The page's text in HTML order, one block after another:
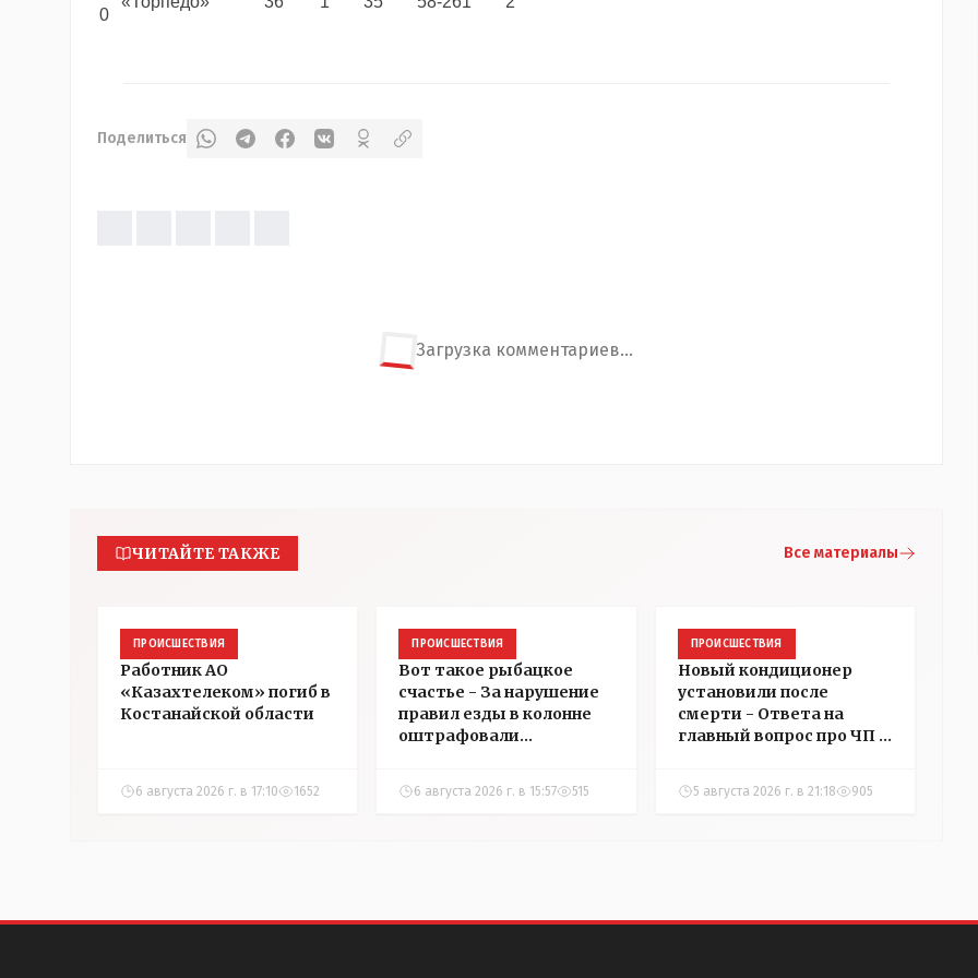
0
Поделиться
Загрузка комментариев...
ЧИТАЙТЕ ТАКЖЕ Все материалы
ПРОИСШЕСТВИЯ
Работник АО
«Казахтелеком» погиб в
Костанайской области
6 августа 2026 г. в 17:10 1652
ПРОИСШЕСТВИЯ
Вот такое рыбацкое
счастье - За нарушение
правил езды в колонне
оштрафовали
Аркалыке
6 августа 2026 г. в 15:57 515
ПРОИСШЕСТВИЯ
Новый кондиционер
установили после
смерти - Ответа на
главный вопрос про ЧП в
добивалась три дня
5 августа 2026 г. в 21:18 905